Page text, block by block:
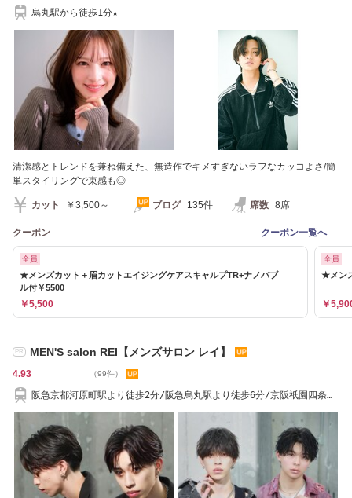
烏丸駅から徒歩1分★
清潔感とトレンドを兼ね備えた、無造作でキメすぎないラフなカッコよさ/簡
単スタイリングで束感も◎
カット ￥3,500～ ブログ 135件 席数 8席
クーポン クーポン一覧へ
全員
★メンズカット＋眉カットエイジングケアスキャルプTR+ナノバブ
ル付￥5500
￥5,500
全員
★メン
￥
PR MEN'S salon REI【メンズサロン レイ】
4.93 （99件）
阪急京都河原町駅より徒歩2分/阪急烏丸駅より徒歩6分/京阪祇園四条駅